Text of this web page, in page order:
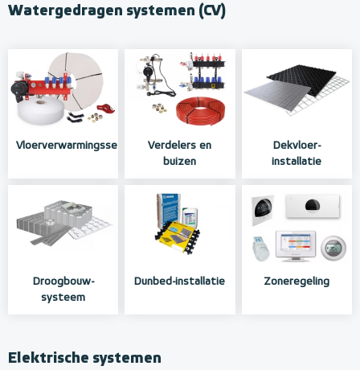
Watergedragen systemen (CV)
Vloerverwarmingssets
Verdelers en
buizen
Dekvloer-
installatie
Droogbouw-
systeem
Dunbed-installatie Zoneregeling
Elektrische systemen